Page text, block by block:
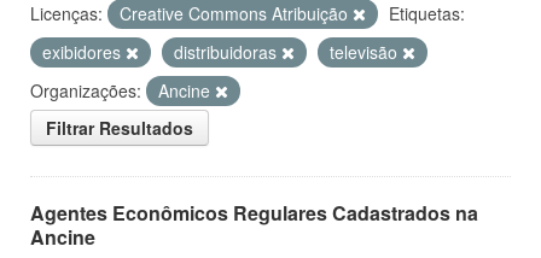
Licenças: Creative Commons Atribuição
Etiquetas:
exibidores
distribuidoras
televisão
Organizações:
Ancine
Filtrar Resultados
Agentes Econômicos Regulares Cadastrados na
Ancine